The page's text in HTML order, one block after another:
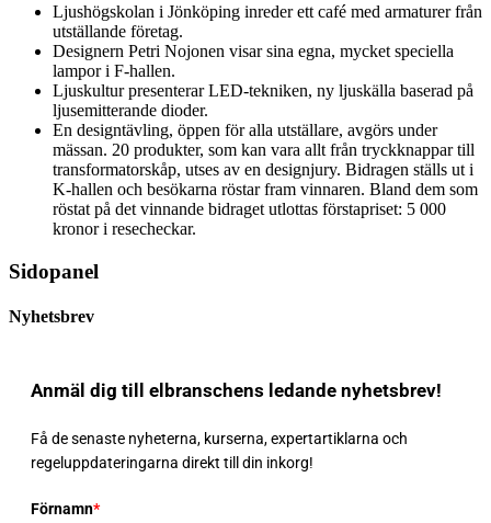
Ljushögskolan i Jönköping inreder ett café med armaturer från
utställande företag.
Designern Petri Nojonen visar sina egna, mycket speciella
lampor i F-hallen.
Ljuskultur presenterar LED-tekniken, ny ljuskälla baserad på
ljusemitterande dioder.
En designtävling, öppen för alla utställare, avgörs under
mässan. 20 produkter, som kan vara allt från tryckknappar till
transformatorskåp, utses av en designjury. Bidragen ställs ut i
K-hallen och besökarna röstar fram vinnaren. Bland dem som
röstat på det vinnande bidraget utlottas förstapriset: 5 000
kronor i resecheckar.
Sidopanel
Nyhetsbrev
Anmäl dig till elbranschens ledande nyhetsbrev!
Få de senaste nyheterna, kurserna, expertartiklarna och
regeluppdateringarna direkt till din inkorg!
Förnamn*